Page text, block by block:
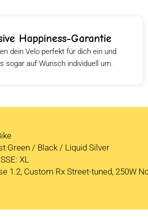
Happiness-Garantie
dein Velo perfekt für dich ein und
sogar auf Wunsch individuell um.
Green / Black / Liquid Silver
XL
1.2, Custom Rx Street-tuned, 250W